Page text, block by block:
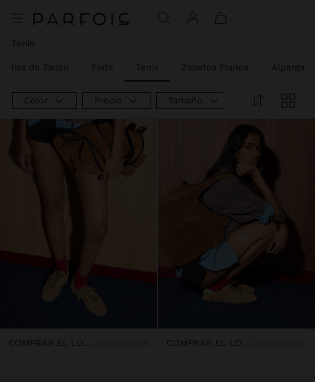
Tenis
de Tacón Flats Tenis Zapatos Planos
Color Precio Tamaño
COMPRAR EL LOOK COMPRAR EL LOOK